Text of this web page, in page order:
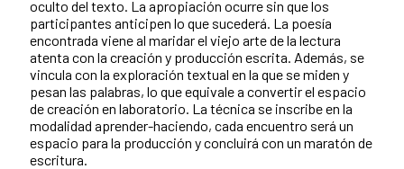
oculto del texto. La apropiación ocurre sin que los
participantes anticipen lo que sucederá. La poesía
encontrada viene al maridar el viejo arte de la lectura
atenta con la creación y producción escrita. Además, se
vincula con la exploración textual en la que se miden y
pesan las palabras, lo que equivale a convertir el espacio
de creación en laboratorio. La técnica se inscribe en la
modalidad aprender-haciendo, cada encuentro será un
espacio para la producción y concluirá con un maratón de
escritura.